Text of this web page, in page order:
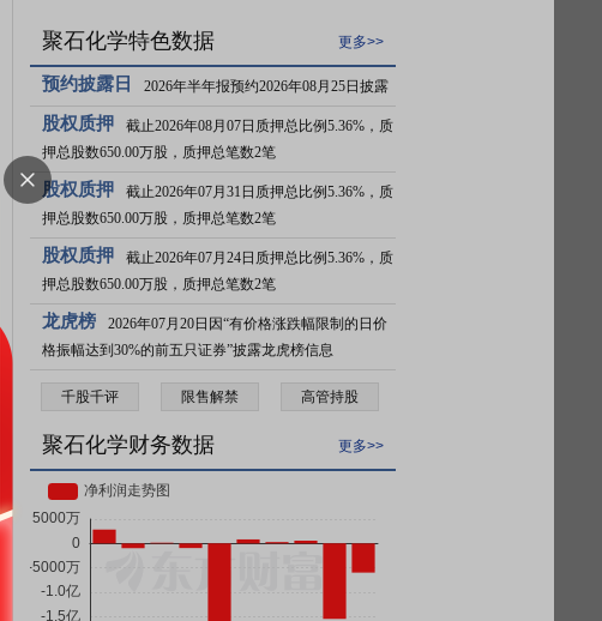
聚石化学特色数据 更多>>
预约披露日 2026年半年报预约2026年08月25日披露
股权质押
截止2026年08月07日质押总比例5.36%，质
押总股数650.00万股，质押总笔数2笔
股权质押
截止2026年07月31日质押总比例5.36%，质
押总股数650.00万股，质押总笔数2笔
股权质押
截止2026年07月24日质押总比例5.36%，质
押总股数650.00万股，质押总笔数2笔
龙虎榜
2026年07月20日因“有价格涨跌幅限制的日价
格振幅达到30%的前五只证券”披露龙虎榜信息
千股千评 限售解禁 高管持股
聚石化学财务数据 更多>>